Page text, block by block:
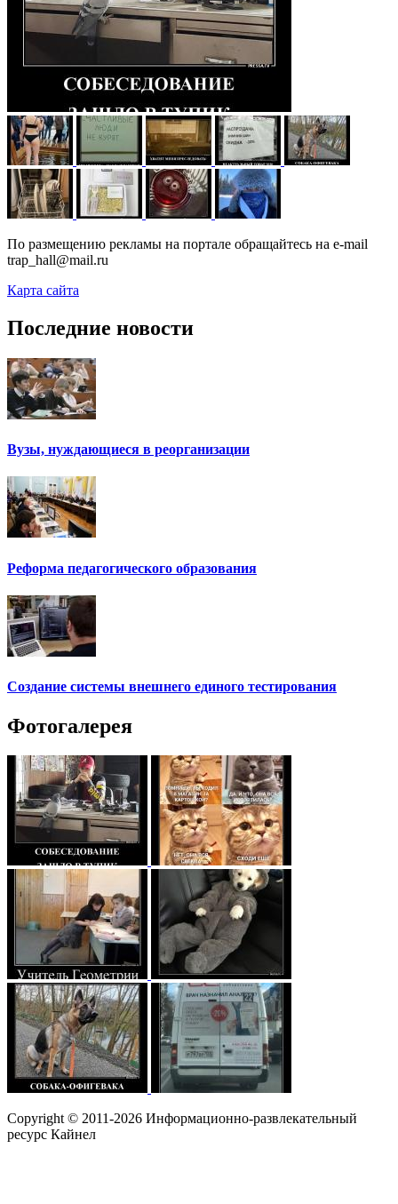
По размещению рекламы на портале обращайтесь на e-mail
trap_hall@mail.ru
Карта сайта
Последние новости
Вузы, нуждающиеся в реорганизации
Реформа педагогического образования
Создание системы внешнего единого тестирования
Фотогалерея
Copyright © 2011-2026 Информационно-развлекательный
ресурс Кайнел